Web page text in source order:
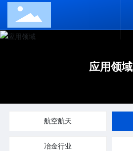
网站首页
应用领域
航空航天
冶金行业